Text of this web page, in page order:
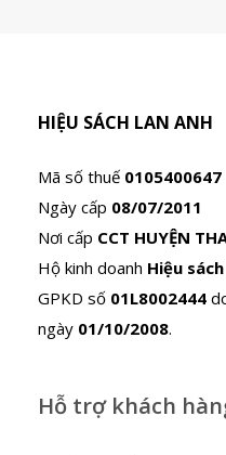
HIỆU SÁCH LAN ANH
Mã số thuế 0105400647
Ngày cấp 08/07/2011
Nơi cấp CCT HUYỆN
Hộ kinh doanh Hiệu
GPKD số 01L8002444
ngày 01/10/2008.
Hỗ trợ khách